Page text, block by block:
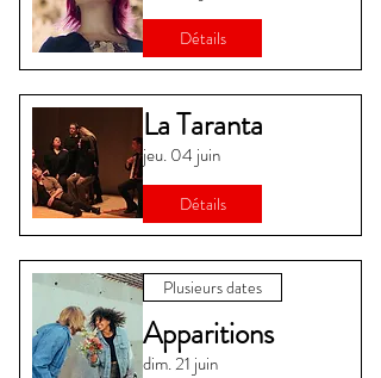
Détails
La Taranta
jeu. 04 juin
Détails
Plusieurs dates
Apparitions
dim. 21 juin